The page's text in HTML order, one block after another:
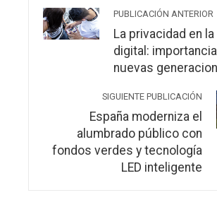
PUBLICACIÓN ANTERIOR
La privacidad en la
digital:
nuevas
SIGUIENTE PUBLICACIÓN
España moderniza el
alumbrado público con
fondos verdes y tecnología
LED inteligente